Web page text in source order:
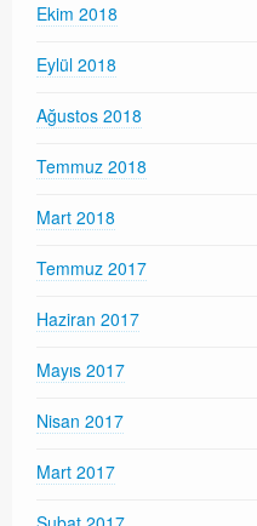
Ekim 2018
Eylül 2018
Ağustos 2018
Temmuz 2018
Mart 2018
Temmuz 2017
Haziran 2017
Mayıs 2017
Nisan 2017
Mart 2017